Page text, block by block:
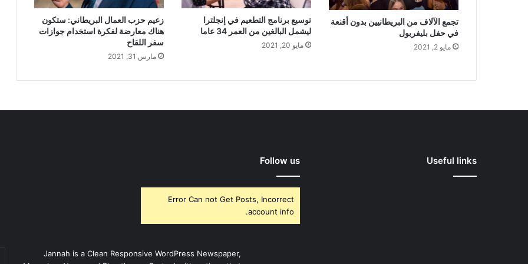
تجمع الآلاف من البريطانيين بدون أقنعة
في حفل بليفربول
مايو 2, 2021
توسيع برنامج التطعيم في إنجلترا
ليشمل البالغين من العمر 34 عاما
مايو 20, 2021
زعيم حزب العمال البريطاني: ستكون
هناك معارضة لفكرة استخدام جوازات
سفر اللقاح
مارس 31, 2021
Useful links
Follow us
Error Can not Get Posts, Incorrect
account info.
Jannah is a Clean Responsive WordPress Newspaper,